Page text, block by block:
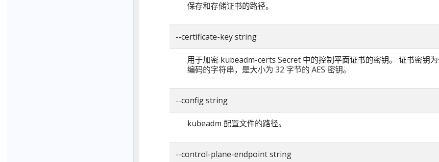
保存和存储证书的路径。
--certificate-key string
用于加密 kubeadm-certs Secret 中的控制平面证书的密钥。 证书密钥
编码的字符串，是大小为 32 字节的 AES 密钥。
--config string
kubeadm 配置文件的路径。
--control-plane-endpoint string